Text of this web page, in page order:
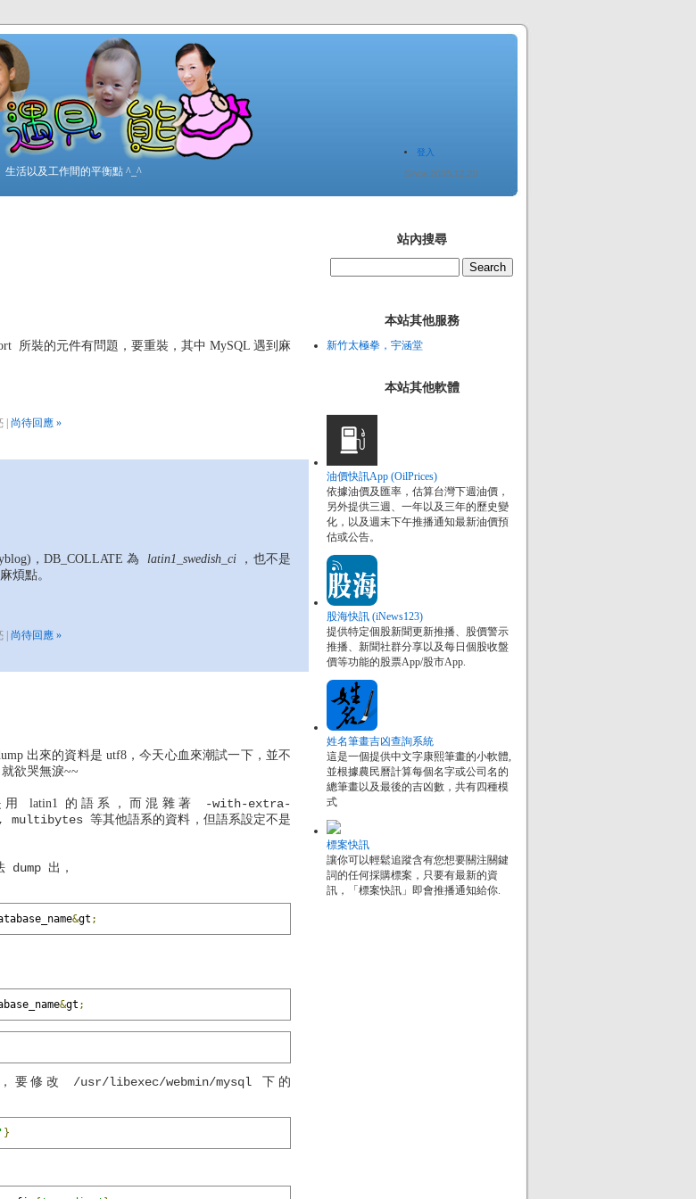
生活以及工作間的平衡點 ^_^
登入
Since 2005.12.20
所裝的元件有問題，要重裝，其中 MySQL 遇到麻
尚待回應 »
，DB_COLLATE 為 latin1_swedish_ci
，也不是
煩點。
尚待回應 »
出來的資料是 utf8，今天心血來潮試一下，並不
欲哭無淚~~
latin1 的語系，而混雜著
-with-extra-
multibytes 等其他語系的資料，但語系設定不是
dump 出，
&gt ;
&gt ;
要修改 /usr/libexec/webmin/mysql 下的
}
站內搜尋
本站其他服務
新竹太極拳，宇涵堂
本站其他軟體
油價快訊App (OilPrices)
依據油價及匯率，估算台灣下週油價，
另外提供三週、一年以及三年的歷史變
化，以及週末下午推播通知最新油價預
估或公告。
股海快訊 (iNews123)
提供特定個股新聞更新推播、股價警示
推播、新聞社群分享以及每日個股收盤
價等功能的股票App/股市App.
姓名筆畫吉凶查詢系統
這是一個提供中文字康熙筆畫的小軟體,
並根據農民曆計算每個名字或公司名的
總筆畫以及最後的吉凶數，共有四種模
式
標案快訊
讓你可以輕鬆追蹤含有您想要關注關鍵
詞的任何採購標案，只要有最新的資
訊，「標案快訊」即會推播通知給你.